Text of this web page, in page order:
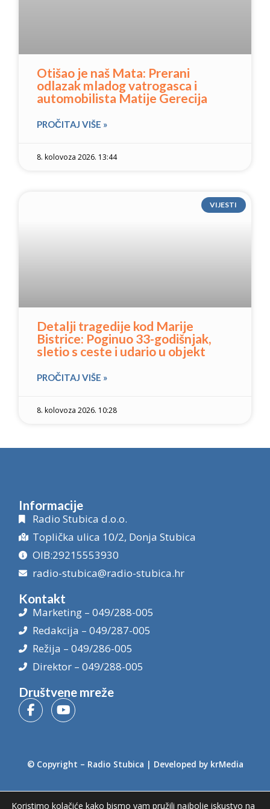
Otišao je naš Mata: Prerani
odlazak mladog vatrogasca i
automobilista Matije Gerecija
PROČITAJ VIŠE »
8. kolovoza 2026. 13:44
VIJESTI
Detalji tragedije kod Marije
Bistrice: Poginuo 33-godišnjak,
sletio s ceste i udario u objekt
PROČITAJ VIŠE »
8. kolovoza 2026. 10:28
Informacije
Radio Stubica d.o.o.
Toplička ulica 10/2, Donja Stubica
OIB:29215553930
radio-stubica@radio-stubica.hr
Kontakt
Marketing – 049/288-005
Redakcija – 049/287-005
Režija – 049/286-005
Direktor – 049/288-005
Društvene mreže
© Copyright – Radio Stubica | Developed by krMedia
Koristimo kolačiće kako bismo vam pružili najbolje iskustvo na